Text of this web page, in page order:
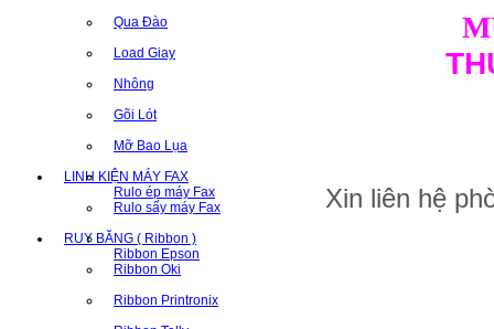
Qua Đào
Load Giay
Nhông
Gõi Lót
Mỡ Bao Lụa
LINH KIỆN MÁY FAX
Rulo ép máy Fax
Rulo sấy máy Fax
RUY BĂNG ( Ribbon )
Ribbon Epson
Ribbon Oki
Ribbon Printronix
Xin liên hệ